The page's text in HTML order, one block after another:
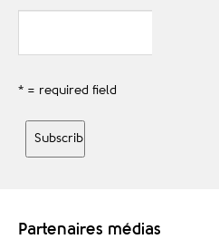
* = required field
Partenaires médias